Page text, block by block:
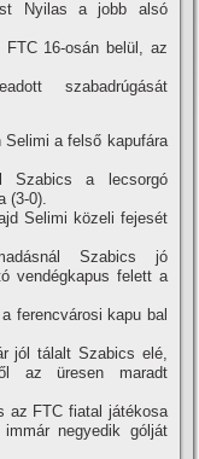
Nyilas a jobb alsó
16-osán belül, az
szabadrúgását
a felső kapufára
Szabics a lecsorgó
(3-0).
Selimi közeli fejesét
Szabics jó
vendégkapus felett a
ferencvárosi kapu bal
jól tálalt Szabics elé,
az üresen maradt
az FTC fiatal játékosa
negyedik gólját